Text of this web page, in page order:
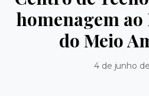
homenagem
do Meio
4 de junho